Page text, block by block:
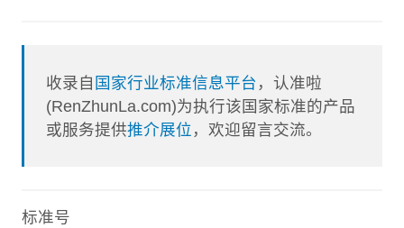
收录自 国家行业标准信息平台 ，认准啦
(RenZhunLa.com)为执行该国家标准的产品
或服务提供推介展位 ，欢迎留言交流。
标准号